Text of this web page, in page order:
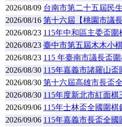
2026/08/09 台南市第二十五屆民
2026/08/16 第十六屆【桃園市議
2026/08/23 115年中和區主委盃圍
2026/08/23 臺中市第五屆木木小
2026/08/23 115 年臺南市議長盃
2026/08/30 115年嘉義市諸羅山盃
2026/08/30 第十六屆高雄市長盃
2026/08/30 115年度新北市紅面
2026/09/06 115年士林盃全國圍棋
2026/09/06 115年嘉義市長盃全國